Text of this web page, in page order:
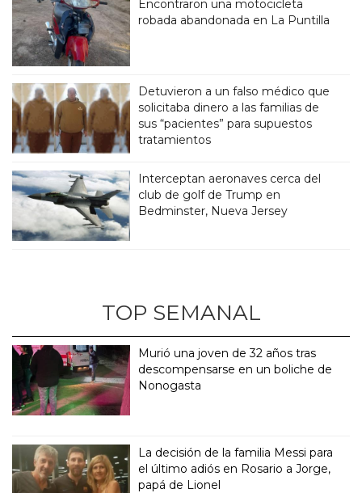
Encontraron una motocicleta
robada abandonada en La Puntilla
Detuvieron a un falso médico que
solicitaba dinero a las familias de
sus “pacientes” para supuestos
tratamientos
Interceptan aeronaves cerca del
club de golf de Trump en
Bedminster, Nueva Jersey
TOP SEMANAL
Murió una joven de 32 años tras
descompensarse en un boliche de
Nonogasta
La decisión de la familia Messi para
el último adiós en Rosario a Jorge,
papá de Lionel